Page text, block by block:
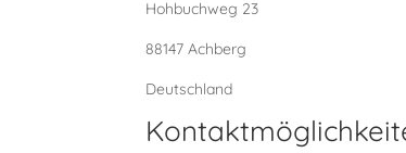
Hohbuchweg 23
88147 Achberg
Deutschland